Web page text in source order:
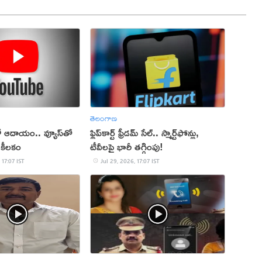
వ్యూస్‌తో
IST
తెలంగాణ
ఫ్లిప్‌కార్ట్ ఫ్రీడమ్ సేల్.. స్మార్ట్‌ఫోన్లు,
టీవీలపై భారీ తగ్గింపు!
Jul 29, 2026, 17:07 IST